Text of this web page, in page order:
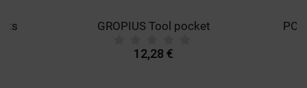
GROPIUS Tool pocket
12,28 €